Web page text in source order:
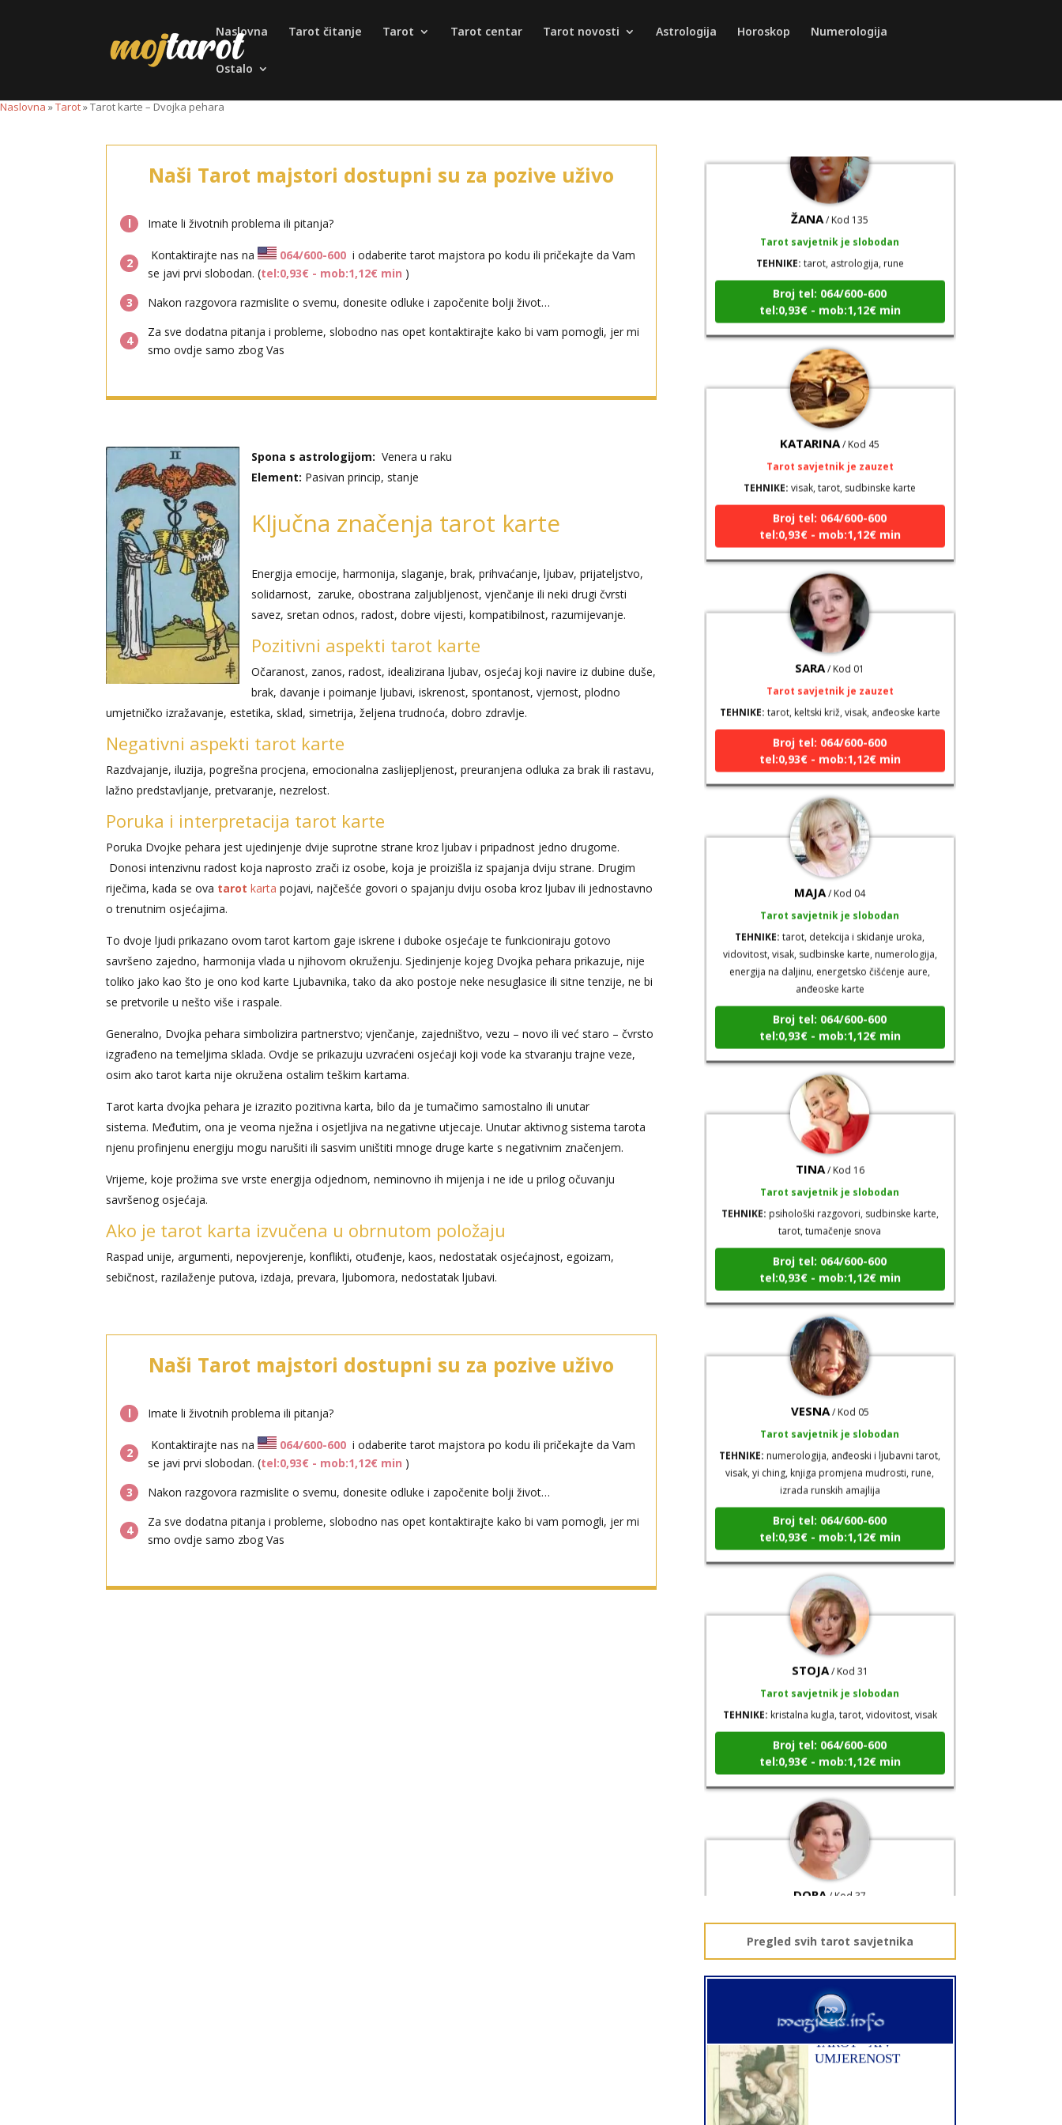
Naslovna Tarot čitanje Tarot Tarot centar Tarot novosti Astrologija Horoskop Numerologija
Ostalo
820/77-321 14,00 NOK/min
Naslovna »Tarot»Tarot karte – Dvojka pehara
Naši Tarot majstori dostupni su za pozive uživo
l Imate li životnih problema ili pitanja?
2
Kontaktirajte nas na 064/600-600 i odaberite tarot majstora po kodu ili pričekajte da Vam
se javi prvi slobodan. (tel:0,93€ - mob:1,12€ min )
3
Nakon razgovora razmislite o svemu, donesite odluke i započenite bolji život…
4
Za sve dodatna pitanja i probleme, slobodno nas opet kontaktirajte kako bi vam pomogli, jer mi
smo ovdje samo zbog Vas
Spona s astrologijom: Venera u raku
Element: Pasivan princip, stanje
Ključna značenja tarot karte
Energija emocije, harmonija, slaganje, brak, prihvaćanje, ljubav, prijateljstvo,
solidarnost, zaruke, obostrana zaljubljenost, vjenčanje ili neki drugi čvrsti
savez, sretan odnos, radost, dobre vijesti, kompatibilnost, razumijevanje.
Pozitivni aspekti tarot karte
Očaranost, zanos, radost, idealizirana ljubav, osjećaj koji navire iz dubine duše,
brak, davanje i poimanje ljubavi, iskrenost, spontanost, vjernost, plodno
umjetničko izražavanje, estetika, sklad, simetrija, željena trudnoća, dobro zdravlje.
Negativni aspekti tarot karte
Razdvajanje, iluzija, pogrešna procjena, emocionalna zaslijepljenost, preuranjena odluka za brak ili rastavu,
lažno predstavljanje, pretvaranje, nezrelost.
Poruka i interpretacija tarot karte
Poruka Dvojke pehara jest ujedinjenje dvije suprotne strane kroz ljubav i pripadnost jedno drugome.
Donosi intenzivnu radost koja naprosto zrači iz osobe, koja je proizišla iz spajanja dviju strane. Drugim
riječima, kada se ova tarot karta pojavi, najčešće govori o spajanju dviju osoba kroz ljubav ili jednostavno
o trenutnim osjećajima.
To dvoje ljudi prikazano ovom tarot kartom gaje iskrene i duboke osjećaje te funkcioniraju gotovo
savršeno zajedno, harmonija vlada u njihovom okruženju. Sjedinjenje kojeg Dvojka pehara prikazuje, nije
toliko jako kao što je ono kod karte Ljubavnika, tako da ako postoje neke nesuglasice ili sitne tenzije, ne bi
se pretvorile u nešto više i raspale.
Generalno, Dvojka pehara simbolizira partnerstvo; vjenčanje, zajedništvo, vezu – novo ili već staro – čvrsto
izgrađeno na temeljima sklada. Ovdje se prikazuju uzvraćeni osjećaji koji vode ka stvaranju trajne veze,
osim ako tarot karta nije okružena ostalim teškim kartama.
Tarot karta dvojka pehara je izrazito pozitivna karta, bilo da je tumačimo samostalno ili unutar
sistema. Međutim, ona je veoma nježna i osjetljiva na negativne utjecaje. Unutar aktivnog sistema tarota
njenu profinjenu energiju mogu narušiti ili sasvim uništiti mnoge druge karte s negativnim značenjem.
Vrijeme, koje prožima sve vrste energija odjednom, neminovno ih mijenja i ne ide u prilog očuvanju
savršenog osjećaja.
Ako je tarot karta izvučena u obrnutom položaju
Raspad unije, argumenti, nepovjerenje, konflikti, otuđenje, kaos, nedostatak osjećajnost, egoizam,
sebičnost, razilaženje putova, izdaja, prevara, ljubomora, nedostatak ljubavi.
Naši Tarot majstori dostupni su za pozive uživo
l Imate li životnih problema ili pitanja?
2
Kontaktirajte nas na 064/600-600 i odaberite tarot majstora po kodu ili pričekajte da Vam
se javi prvi slobodan. (tel:0,93€ - mob:1,12€ min )
3
Nakon razgovora razmislite o svemu, donesite odluke i započenite bolji život…
4
Za sve dodatna pitanja i probleme, slobodno nas opet kontaktirajte kako bi vam pomogli, jer mi
smo ovdje samo zbog Vas
ŽANA/ Kod 135
Tarot savjetnik je slobodan
TEHNIKE:tarot, astrologija, rune
Broj tel: 064/600-600
tel:0,93€ - mob:1,12€ min
KATARINA/ Kod 45
Tarot savjetnik je zauzet
TEHNIKE:visak, tarot, sudbinske karte
tel:0,93€ - mob:1,12€ min
SARA/ Kod 01
Tarot savjetnik je zauzet
tarot, keltski križ, visak, anđeoske karte
tel:0,93€ - mob:1,12€ min
MAJA/ Kod 04
Tarot savjetnik je slobodan
TEHNIKE:tarot, detekcija i skidanje uroka,
vidovitost, visak, sudbinske karte, numerologija,
energija na daljinu, energetsko čišćenje aure,
anđeoske karte
tel:0,93€ - mob:1,12€ min
TINA/ Kod 16
Tarot savjetnik je slobodan
TEHNIKE:psihološki razgovori, sudbinske karte,
tarot, tumačenje snova
Broj tel: 064/600-600
tel:0,93€ - mob:1,12€ min
VESNA/ Kod 05
Tarot savjetnik je slobodan
TEHNIKE:numerologija, anđeoski i ljubavni tarot,
visak, yi ching, knjiga promjena mudrosti, rune,
izrada runskih amajlija
Broj tel: 064/600-600
tel:0,93€ - mob:1,12€ min
STOJA/ Kod 31
Tarot savjetnik je slobodan
TEHNIKE:kristalna kugla, tarot, vidovitost, visak
Broj tel: 064/600-600
tel:0,93€ - mob:1,12€ min
DORA/ Kod 37
Tarot savjetnik je slobodan
TEHNIKE:numerologija, visak, bioenergija, svijeće,
tarot, psihološki razgovori
VANESA
Pregled svih tarot savjetnika